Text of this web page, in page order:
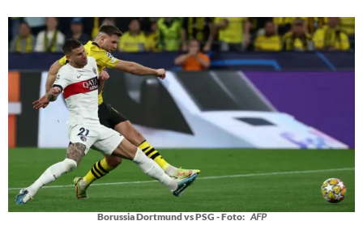
Borussia Dortmund vs PSG - Foto: AFP